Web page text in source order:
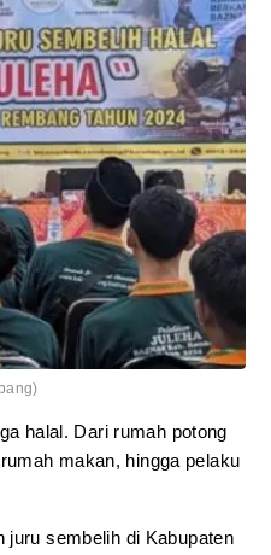
halal. Dari rumah potong
makan, hingga pelaku
juru sembelih di Kabupaten